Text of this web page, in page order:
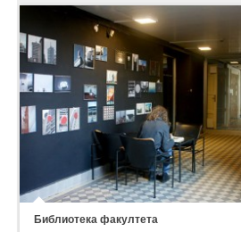
Библиотека факултета